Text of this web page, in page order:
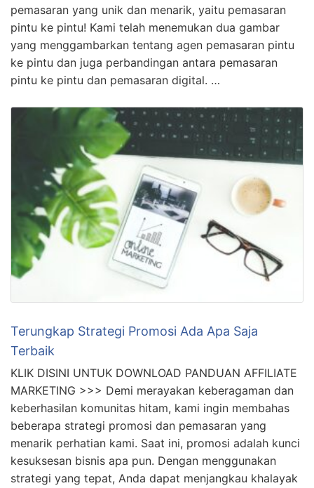
pemasaran yang unik dan menarik, yaitu pemasaran
pintu ke pintu! Kami telah menemukan dua gambar
yang menggambarkan tentang agen pemasaran pintu
ke pintu dan juga perbandingan antara pemasaran
pintu ke pintu dan pemasaran digital. …
Terungkap Strategi Promosi Ada Apa Saja
Terbaik
KLIK DISINI UNTUK DOWNLOAD PANDUAN AFFILIATE
MARKETING >>> Demi merayakan keberagaman dan
keberhasilan komunitas hitam, kami ingin membahas
beberapa strategi promosi dan pemasaran yang
menarik perhatian kami. Saat ini, promosi adalah kunci
kesuksesan bisnis apa pun. Dengan menggunakan
strategi yang tepat, Anda dapat menjangkau khalayak